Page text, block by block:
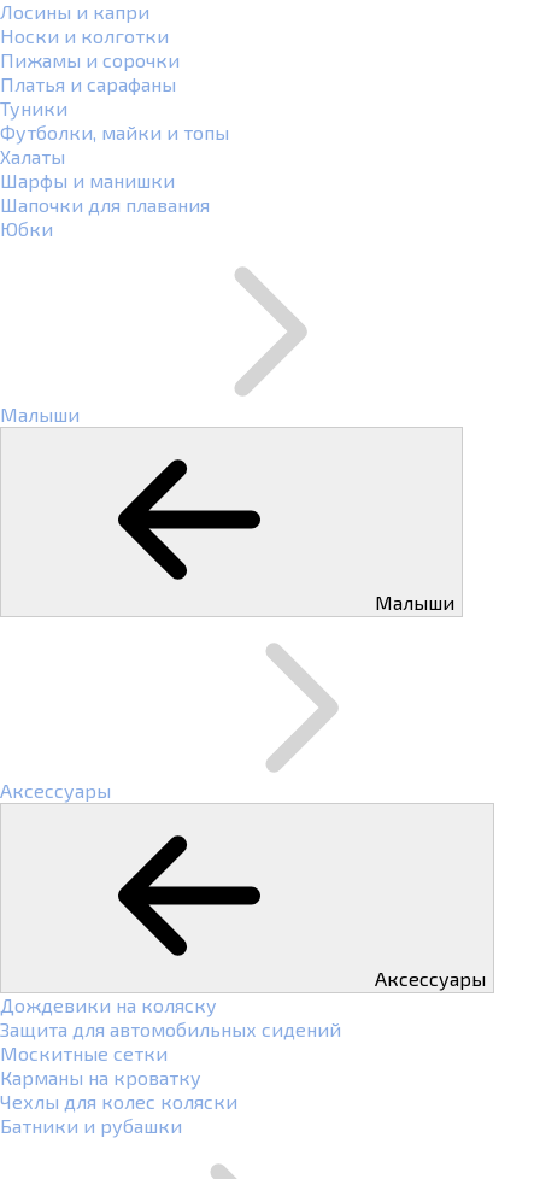
Лосины и капри
Носки и колготки
Пижамы и сорочки
Платья и сарафаны
Туники
Футболки, майки и топы
Халаты
Шарфы и манишки
Шапочки для плавания
Юбки
Малыши
Малыши
Аксессуары
Аксессуары
Дождевики на коляску
Защита для автомобильных сидений
Москитные сетки
Карманы на кроватку
Чехлы для колес коляски
Батники и рубашки